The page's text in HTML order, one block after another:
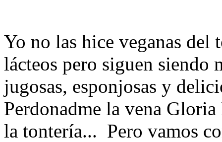
Yo no las hice veganas del
lácteos pero siguen siendo
jugosas, esponjosas y
Perdonadme la vena
la tontería... Pero vamos